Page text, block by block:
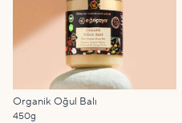
Organik Oğul Balı
450g